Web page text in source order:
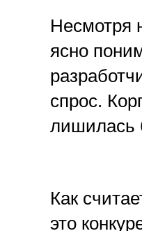
Несмотря
ясно
спрос.
лишилась
Как
это